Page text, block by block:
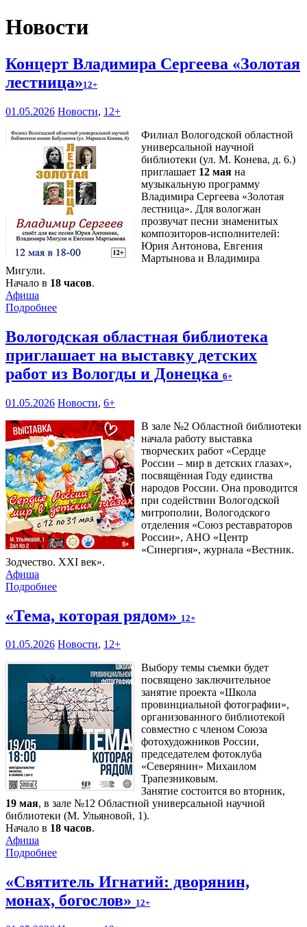
Новости
Концерт Владимира Сергеева «Золотая
лестница»12+
01.05.2026 Новости, 12+
Филиал Вологодской областной
универсальной научной
библиотеки (ул. М. Конева, д. 6.)
приглашает 12 мая на
музыкальную программу
Владимира Сергеева «Золотая
лестница». Для вологжан
прозвучат песни знаменитых
композиторов-исполнителей:
Юрия Антонова, Евгения
Мартынова и Владимира
Мигули.
Начало в 18 часов.
Афиша
Подробнее
Вологодская областная библиотека
приглашает на выставку детских
работ из Вологды и Донецка 6+
01.05.2026 Новости, 6+
В зале №2 Областной библиотеки
начала работу выставка
творческих работ «Сердце
России – мир в детских глазах»,
посвящённая Году единства
народов России. Она проводится
при содействии Вологодской
митрополии, Вологодского
отделения «Союз реставраторов
России», АНО «Центр
«Синергия», журнала «Вестник.
Зодчество. XXI век».
Афиша
Подробнее
«Тема, которая рядом» 12+
01.05.2026 Новости, 12+
Выбору темы съемки будет
посвящено заключительное
занятие проекта «Школа
провинциальной фотографии»,
организованного библиотекой
совместно с членом Союза
фотохудожников России,
председателем фотоклуба
«Северянин» Михаилом
Трапезниковым.
Занятие состоится во вторник,
19 мая, в зале №12 Областной универсальной научной
библиотеки (М. Ульяновой, 1).
Начало в 18 часов.
Афиша
Подробнее
«Святитель Игнатий: дворянин,
монах, богослов» 12+